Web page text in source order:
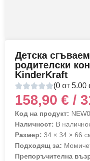
Детска
родителски
KinderKraft
(0 от 5.00
158,90€ /
Код на продукт:
Наличност: В
Размер: 34 × 34 × 66
Подходящ за:
Препоръчителна